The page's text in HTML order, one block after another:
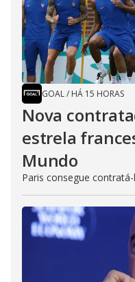
GOAL/ HÁ 15 HORAS
Nova
estrela
Mundo
Paris consegue contratá-